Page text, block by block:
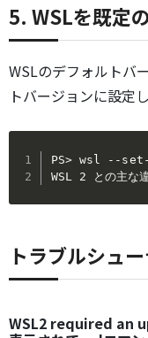
5. WSLを既定
WSLのデフォルトバ
トバージョンに設定し
PS> wsl --
WSL 2 との主
トラブルシュ
WSL2 required an